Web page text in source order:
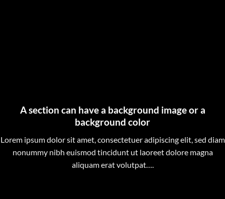
A section can have a background image or a
background color
Lorem ipsum dolor sit amet, consectetuer adipiscing elit, sed diam
nonummy nibh euismod tincidunt ut laoreet dolore magna
aliquam erat volutpat….